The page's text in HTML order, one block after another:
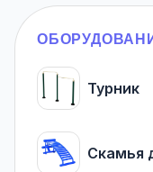
Турник
Скамья